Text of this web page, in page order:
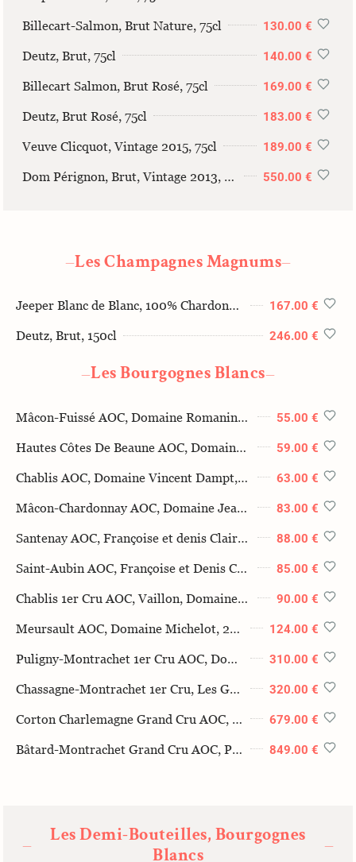
Billecart-Salmon, Brut Nature, 75cl 130.00 €
Deutz, Brut, 75cl 140.00 €
Billecart Salmon, Brut Rosé, 75cl 169.00 €
Deutz, Brut Rosé, 75cl 183.00 €
Veuve Clicquot, Vintage 2015, 75cl 189.00 €
Dom Pérignon, Brut, Vintage 2013, 75cl 550.00 €
—Les Champagnes Magnums—
Jeeper Blanc de Blanc, 100% Chardonnay, 150cl 167.00 €
Deutz, Brut, 150cl 246.00 €
—Les Bourgognes Blancs—
55.00 €
59.00 €
63.00 €
83.00 €
88.00 €
85.00 €
90.00 €
124.00 €
310.00 €
320.00 €
679.00 €
849.00 €
—
Les Demi-Bouteilles, Bourgognes
Blancs
—